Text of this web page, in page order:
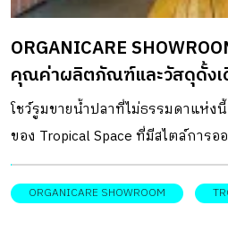
ORGANICARE
คุณค่าผลิตภัณฑ์และวัสดุดั้งเ
โชว์รูมขายน้ำปลาที่ไม่ธรรมดาแห่
ของ Tropical Space ที่มีสไตล์การ
เน้นใช้ “อิฐ” มาเป็นวัสดุหลักในการ
เพราะอิฐถือเป็นวัสดุดั้งเดิมที่มักนำม
ORGANICARE SHOWROOM